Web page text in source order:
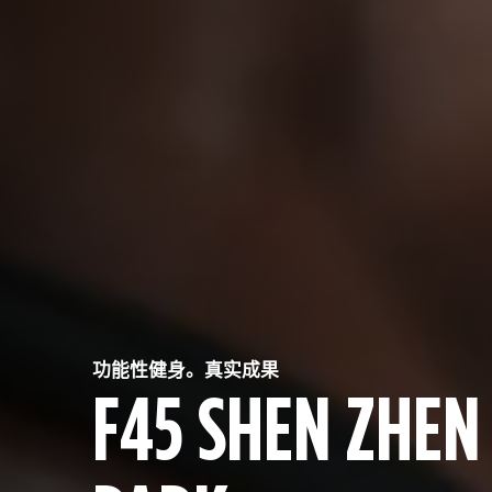
功能性健身。真实成果
F45 SHEN